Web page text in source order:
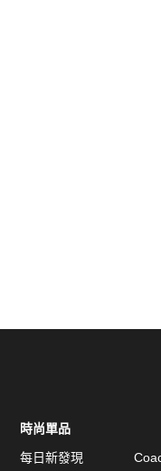
時尚單品
每日新發現